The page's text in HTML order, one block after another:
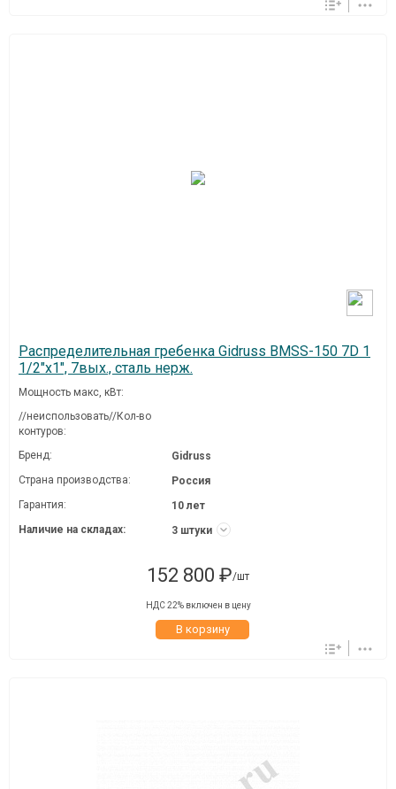
Распределительная гребенка Gidruss BMSS-150 7D 1
1/2"х1", 7вых., сталь нерж.
Мощность макс, кВт:
//неиспользовать//Кол-во
контуров:
Бренд:
Gidruss
Страна производства:
Россия
Гарантия:
10 лет
Наличие на складах:
3 штуки
152 800 ₽/шт
НДС 22% включен в цену
В корзину